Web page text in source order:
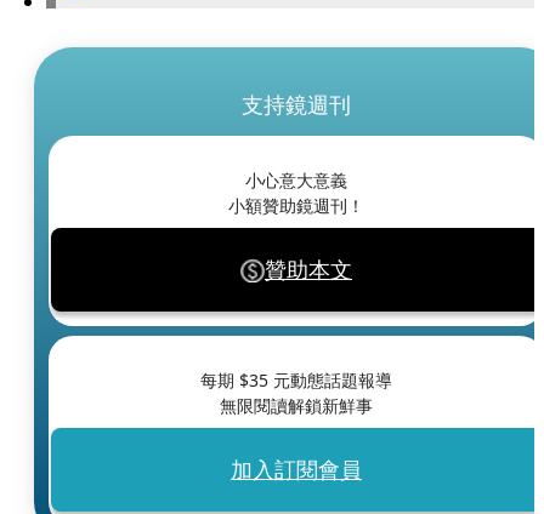
支持鏡週刊
小心意大意義
小額贊助鏡週刊！
贊助本文
每期 $35 元動態話題報導
無限閱讀解鎖新鮮事
加入訂閱會員